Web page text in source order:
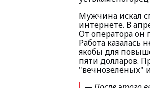
Мужчина искал
интернете. В
От оператора он
Работа казалась
якобы для
пяти долларов.
"вечнозелёных"